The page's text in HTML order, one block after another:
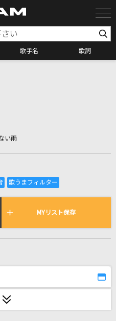
歌手名 歌詞
れき
れている曲の一覧
い雨
MYリスト保存